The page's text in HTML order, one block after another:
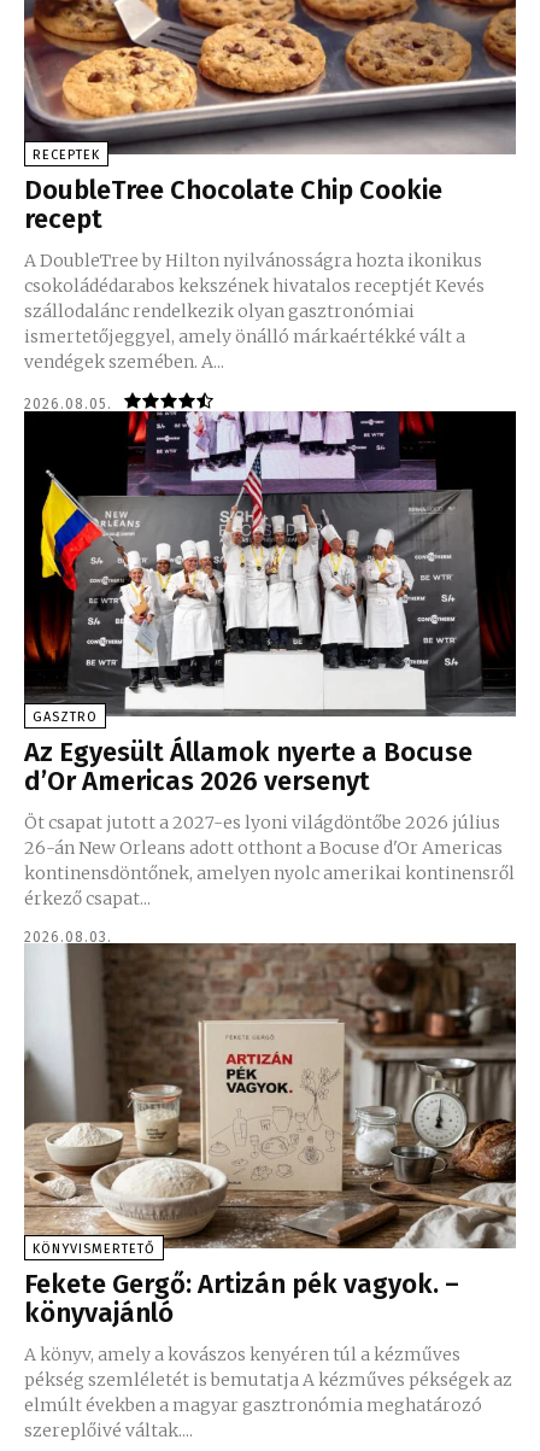
RECEPTEK
DoubleTree Chocolate Chip Cookie
recept
A DoubleTree by Hilton nyilvánosságra hozta ikonikus
csokoládédarabos kekszének hivatalos receptjét Kevés
szállodalánc rendelkezik olyan gasztronómiai
ismertetőjeggyel, amely önálló márkaértékké vált a
vendégek szemében. A...
2026.08.05.
GASZTRO
Az Egyesült Államok nyerte a Bocuse
d’Or Americas 2026 versenyt
Öt csapat jutott a 2027-es lyoni világdöntőbe 2026 július
26-án New Orleans adott otthont a Bocuse d'Or Americas
kontinensdöntőnek, amelyen nyolc amerikai kontinensről
érkező csapat...
2026.08.03.
KÖNYVISMERTETŐ
Fekete Gergő: Artizán pék vagyok. –
könyvajánló
A könyv, amely a kovászos kenyéren túl a kézműves
pékség szemléletét is bemutatja A kézműves pékségek az
elmúlt években a magyar gasztronómia meghatározó
szereplőivé váltak....